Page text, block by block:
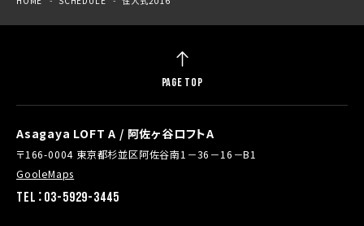
Asagaya LOFT A / 阿佐ヶ谷ロフトA
〒166-0004 東京都杉並区阿佐谷南1－36－16－B1
GooleMaps
TEL：03-5929-3445
PAGE TOP